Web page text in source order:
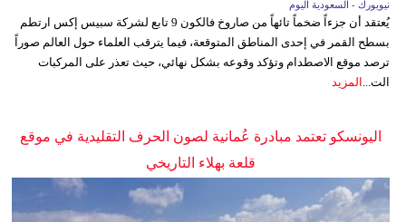
نيويورك - السعودية اليوم
يُعتقد أن جزءاً ضخماً تائهاً من صاروخ فالكون 9 تابع لشركة سبيس إكس ارتطم
بسطح القمر في إحدى المناطق المتوقعة، فيما يترقب العلماء حول العالم صوراً
ترصد موقع الاصطدام وتؤكد وقوعه بشكل نهائي، حيث تعذر على المركبات
الت... المزيد
اليونسكو تعتمد مبادرة عُمانية لصون الحرف التقليدية في موقع
قلعة بهلاء التاريخي